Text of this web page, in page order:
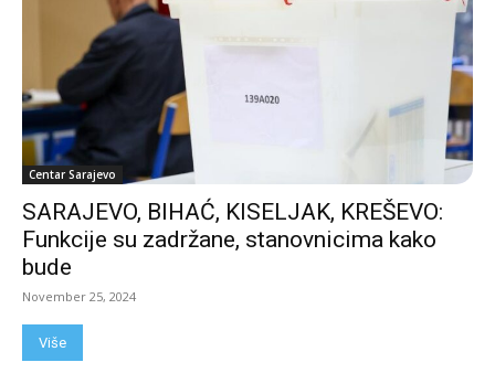
Centar Sarajevo
SARAJEVO, BIHAĆ, KISELJAK, KREŠEVO:
Funkcije su zadržane, stanovnicima kako
bude
November 25, 2024
Više